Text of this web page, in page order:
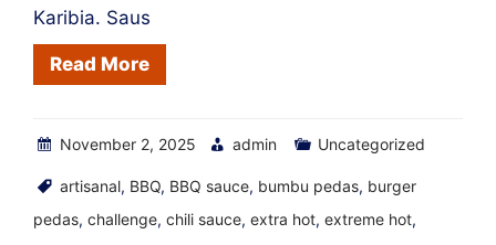
Karibia. Saus
Read More
November 2, 2025 admin Uncategorized
artisanal, BBQ, BBQ sauce, bumbu pedas, burger
pedas, challenge, chili sauce, extra hot, extreme hot,